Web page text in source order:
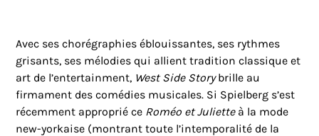
Avec ses chorégraphies éblouissantes, ses rythmes
grisants, ses mélodies qui allient tradition classique et
art de l’entertainment, West Side Storybrille au
firmament des comédies musicales. Si Spielberg s’est
récemment approprié ce Roméo et Julietteà la mode
new-yorkaise (montrant toute l’intemporalité de la